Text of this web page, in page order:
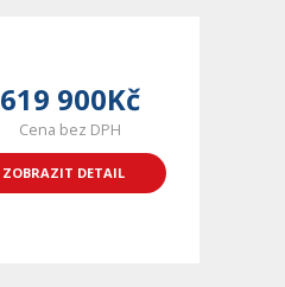
619 900Kč
Cena bez DPH
ZOBRAZIT DETAIL